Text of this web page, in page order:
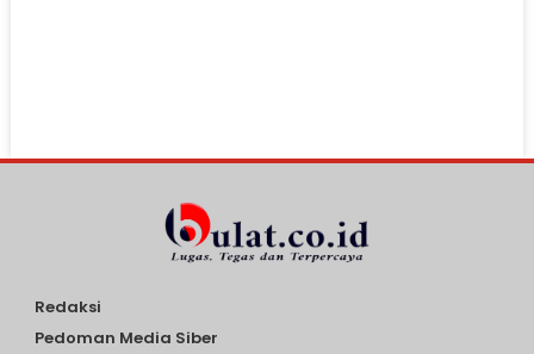
Redaksi
Pedoman Media Siber